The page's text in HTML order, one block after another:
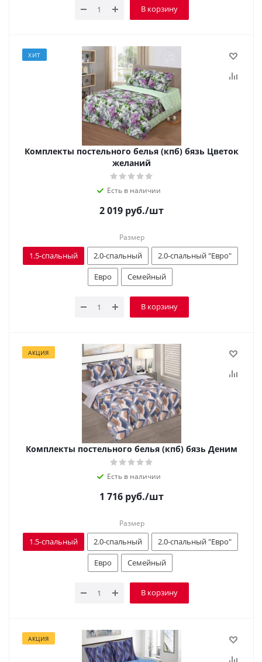
В корзину
ХИТ
Комплекты постельного белья (кпб) бязь Цветок
желаний
Есть в наличии
2 019 руб./шт
Размер
1.5-спальный 2.0-спальный
2.0-спальный "Евро"
Евро
Семейный
В корзину
АКЦИЯ
Комплекты постельного белья (кпб) бязь Деним
Есть в наличии
1 716 руб./шт
Размер
1.5-спальный 2.0-спальный
2.0-спальный "Евро"
Евро
Семейный
В корзину
АКЦИЯ